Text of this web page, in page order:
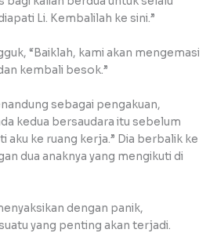
Li. Kembalilah ke sini.”
“Baiklah, kami akan mengemasi
kembali besok.”
sebagai pengakuan,
kedua bersaudara itu sebelum
aku ke ruang kerja.” Dia berbalik ke
dua anaknya yang mengikuti di
dengan panik,
yang penting akan terjadi.